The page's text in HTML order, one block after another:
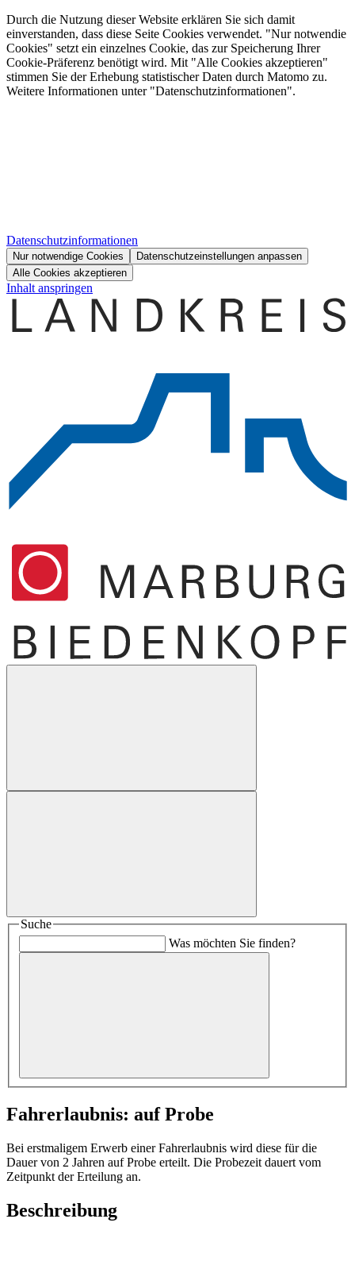
Durch die Nutzung dieser Website erklären Sie sich damit
einverstanden, dass diese Seite Cookies verwendet. "Nur notwendie
Cookies" setzt ein einzelnes Cookie, das zur Speicherung Ihrer
Cookie-Präferenz benötigt wird. Mit "Alle Cookies akzeptieren"
stimmen Sie der Erhebung statistischer Daten durch Matomo zu.
Weitere Informationen unter "Datenschutzinformationen".
Datenschutzinformationen
Nur notwendige Cookies
Datenschutzeinstellungen anpassen
Alle Cookies akzeptieren
Inhalt anspringen
Suche
Was möchten Sie finden?
Fahrerlaubnis: auf Probe
Bei erstmaligem Erwerb einer Fahrerlaubnis wird diese für die
Dauer von 2 Jahren auf Probe erteilt. Die Probezeit dauert vom
Zeitpunkt der Erteilung an.
Beschreibung